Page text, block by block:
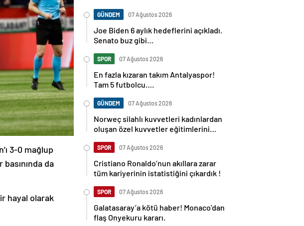
3-0 mağlup
da
hayal olarak
GÜNDEM 07 Ağustos 2026
Joe Biden 6 aylık hedeflerini açıkladı.
Senato buz gibi…
SPOR 07 Ağustos 2026
En fazla kızaran takım Antalyaspor!
Tam 5 futbolcu….
GÜNDEM 07 Ağustos 2026
Norweç silahlı kuvvetleri kadınlardan
oluşan özel kuvvetler eğitimlerini
SPOR 07 Ağustos 2026
Cristiano Ronaldo’nun akıllara zarar
tüm kariyerinin istatistiğini çıkardık !
SPOR 07 Ağustos 2026
Galatasaray’a kötü haber! Monaco’dan
flaş Onyekuru kararı.